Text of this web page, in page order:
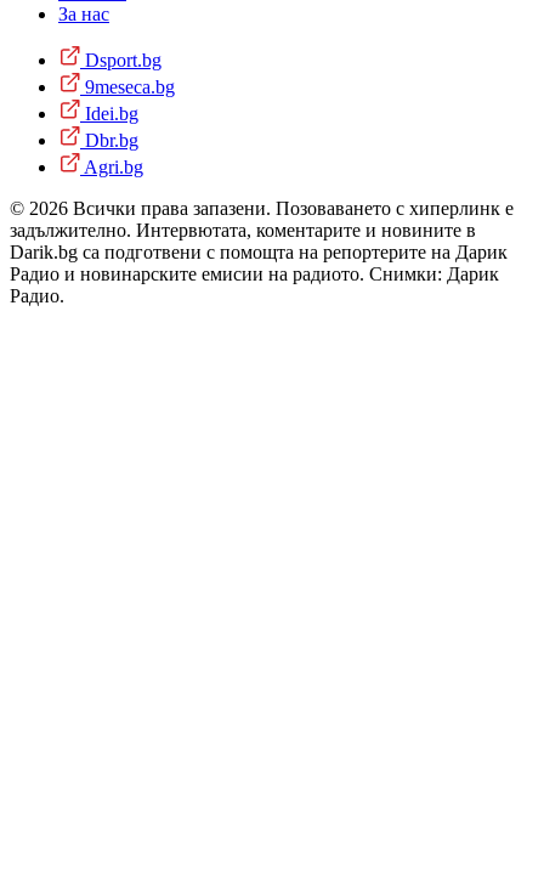
За нас
Dsport.bg
9meseca.bg
Idei.bg
Dbr.bg
Agri.bg
© 2026 Всички права запазени. Позоваването с хиперлинк е
задължително. Интервютата, коментарите и новините в
Darik.bg са подготвени с помощта на репортерите на Дарик
Радио и новинарските емисии на радиото. Снимки: Дарик
Радио.